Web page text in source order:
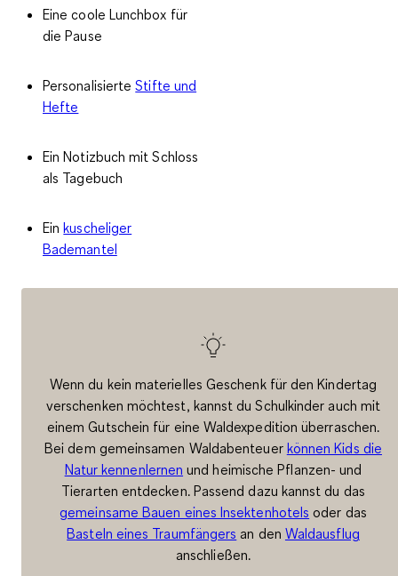
Eine coole Lunchbox für
die Pause
PersonalisierteStifte und
Hefte
Ein Notizbuch mit Schloss
als Tagebuch
Einkuscheliger
Bademantel
Wenn du kein materielles Geschenk für den Kindertag
verschenken möchtest, kannst du Schulkinder auch mit
einem Gutschein für eine Waldexpedition überraschen.
Bei dem gemeinsamen Waldabenteuer können Kids die
Natur kennenlernen und heimische Pflanzen- und
Tierarten entdecken. Passend dazu kannst du das
gemeinsame Bauen eines Insektenhotels oder das
Basteln eines Traumfängers an den Waldausflug
anschließen.